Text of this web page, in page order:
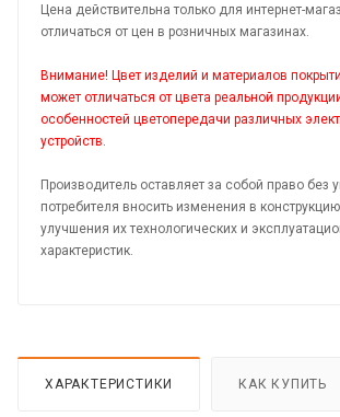
Цена действительна только для интернет-
отличаться от цен в розничных магазинах.
Внимание! Цвет изделий и материалов
может отличаться от цвета реальной
особенностей цветопередачи различных
устройств.
Производитель оставляет за собой право без
потребителя вносить изменения в
улучшения их технологических и
характеристик.
ХАРАКТЕРИСТИКИ КАК КУПИТЬ